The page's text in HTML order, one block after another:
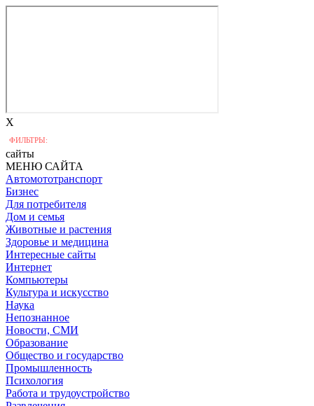
X
ФИЛЬТРЫ:
сайты
МЕНЮ САЙТА
Автомототранспорт
Бизнес
Для потребителя
Дом и семья
Животные и растения
Здоровье и медицина
Интересные сайты
Интернет
Компьютеры
Культура и искусство
Наука
Непознанное
Новости, СМИ
Образование
Общество и государство
Промышленность
Психология
Работа и трудоустройство